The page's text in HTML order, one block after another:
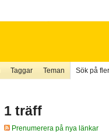
Taggar Teman Sök på
1 träff
Prenumerera på nya länkar